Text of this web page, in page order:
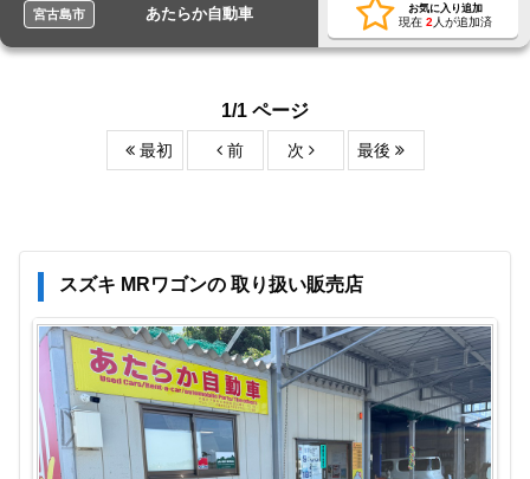
宮古島市 あたらか自動車 お気に入り追加
現在 2 人が追加済
1/1 ページ
最初 前 次 最後
スズキ MRワゴンの 取り扱い販売店